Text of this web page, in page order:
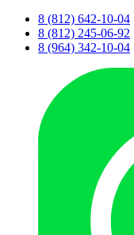
8 (812) 642-10-04
8 (812) 245-06-92
8 (964) 342-10-04